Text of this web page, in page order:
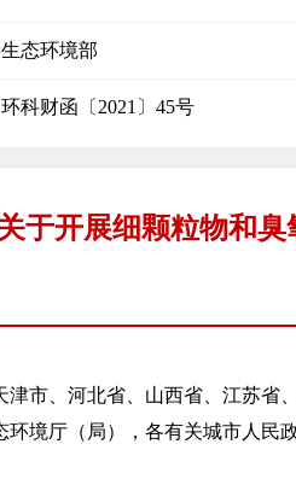
生态环境部
环科财函〔2021〕45号
关于开展细颗粒物和
津市、河北省、山西省、江苏省
环境厅（局），各有关城市人民